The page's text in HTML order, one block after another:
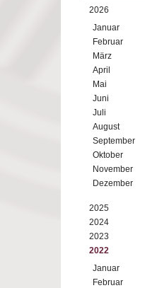
2026
Januar
Februar
März
April
Mai
Juni
Juli
August
September
Oktober
November
Dezember
2025
2024
2023
2022
Januar
Februar